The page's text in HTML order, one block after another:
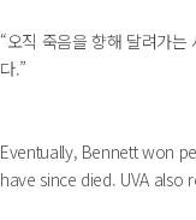
“오직 죽음을 향해 달려가
다.”
Eventually, Bennett won
have since died. UVA